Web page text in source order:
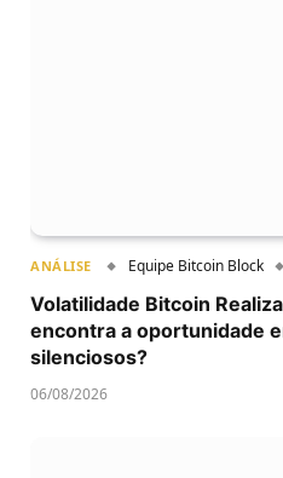
ANÁLISE Equipe Bitcoin Block
Volatilidade Bitcoin
encontra a oportunidade
silenciosos?
06/08/2026